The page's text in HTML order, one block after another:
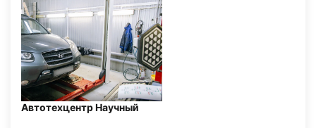
Автотехцентр Научный